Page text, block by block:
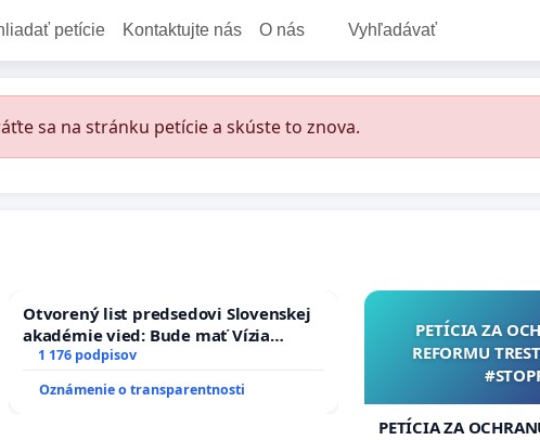
petície Kontaktujte nás O nás Vyhľadávať
sa na stránku petície a skúste to znova.
Otvorený list predsedovi Slovenskej
akadémie vied: Bude mať Vízia
Slovenska 2040 mravnú chrbticu?
1 176 podpisov
Oznámenie o transparentnosti
PETÍCIA ZA
REFORMU
PETÍCIA ZA